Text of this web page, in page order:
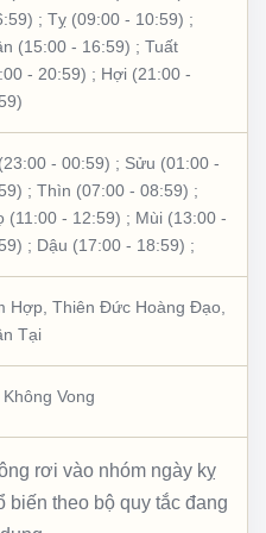
; Tỵ (09:00 - 10:59) ;
(15:00 - 16:59) ; Tuất
- 20:59) ; Hợi (21:00 -
- 00:59) ; Sửu (01:00 -
; Thìn (07:00 - 08:59) ;
(11:00 - 12:59) ; Mùi (13:00 -
; Dậu (17:00 - 18:59) ;
Hợp Thiên Đức Hoàng Đạo
Tại
Vong
rơi vào nhóm ngày kỵ
biến theo bộ quy tắc đang